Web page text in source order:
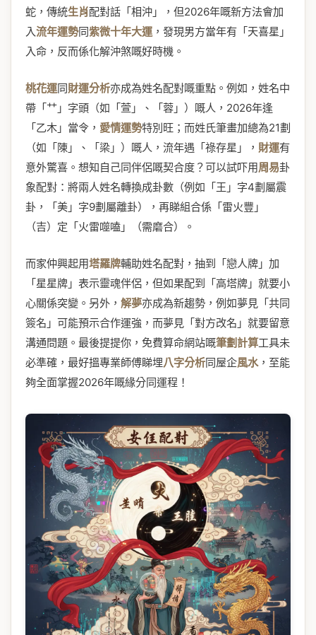
蛇，傳統生肖配對話「相沖」，但2026年嘅新方法會加
入流年運勢同紫微十年大運 ，發現男方當年有「天喜星」
入命，反而係化解沖煞嘅好時機。
桃花運同財運分析亦成為姓名配對嘅重點。例如，姓名中
帶「艹」字頭（如「萱」、「蓉」）嘅人，2026年逢
「乙木」當令， 愛情運勢特別旺；而姓氏筆畫加總為21劃
（如「陳」、「梁」）嘅人，流年遇「祿存星」， 財運有
意外驚喜。想知自己同伴侶嘅契合度？可以試吓用周易卦
象配對：將兩人姓名轉換成卦數（例如「王」字4劃屬震
卦，「美」字9劃屬離卦），再睇組合係「雷火豐」
（吉）定「火雷噬嗑」（需磨合）。
而家仲興起用塔羅牌輔助姓名配對，抽到「戀人牌」加
「星星牌」表示靈魂伴侶，但如果配到「高塔牌」就要小
心關係突變。另外， 解夢亦成為新趨勢，例如夢見「共同
簽名」可能預示合作運強，而夢見「對方改名」就要留意
溝通問題。最後提提你，免費算命網站嘅筆劃計算工具未
必準確，最好搵專業師傅睇埋八字分析同屋企風水，至能
夠全面掌握2026年嘅緣分同運程！